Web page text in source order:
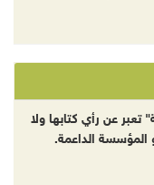
تعبر عن رأي كتابها ولا
المؤسسة الداعمة.